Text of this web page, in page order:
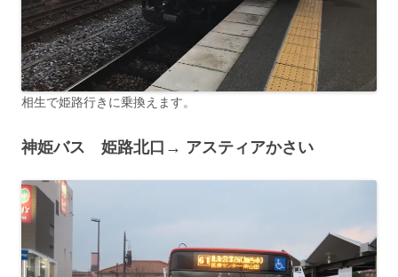
相生で姫路行きに乗換えます。
神姫バス 姫路北口→ アスティアかさい